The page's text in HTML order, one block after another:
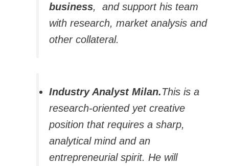
business, and support his team
with research, market analysis and
other collateral.
Industry Analyst Milan.This is a
research-oriented yet creative
position that requires a sharp,
analytical mind and an
entrepreneurial spirit. He will